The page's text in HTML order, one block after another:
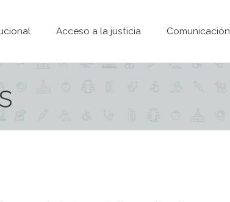
Acceso a la justicia Comunicación